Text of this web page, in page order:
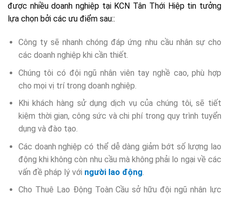
được nhiều doanh nghiệp tại KCN Tân Thới Hiệp tin tưởng
lựa chọn bởi các ưu điểm sau::
Công ty sẽ nhanh chóng đáp ứng nhu cầu nhân sự cho
các doanh nghiệp khi cần thiết.
Chúng tôi có đội ngũ nhân viên tay nghề cao, phù hợp
cho mọi vị trí trong doanh nghiệp.
Khi khách hàng sử dụng dịch vụ của chúng tôi, sẽ tiết
kiệm thời gian, công sức và chi phí trong quy trình tuyển
dụng và đào tạo.
Các doanh nghiệp có thể dễ dàng giảm bớt số lượng lao
động khi không còn nhu cầu mà không phải lo ngại về các
vấn đề pháp lý với người lao động.
Cho Thuê Lao Động Toàn Cầu sở hữu đội ngũ nhân lực